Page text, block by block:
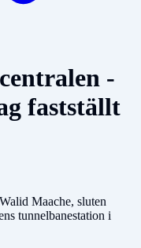
-
fastställt
Maache, sluten
tunnelbanestation i